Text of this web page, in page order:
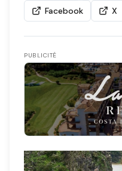
Facebook
X
PUBLICITÉ